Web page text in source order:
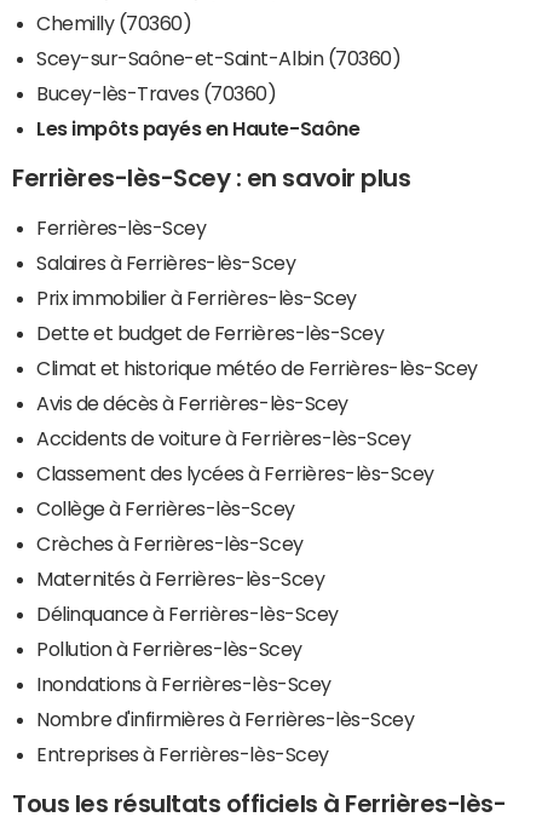
Chemilly (70360)
Scey-sur-Saône-et-Saint-Albin (70360)
Bucey-lès-Traves (70360)
Les impôts payés en Haute-Saône
Ferrières-lès-Scey : en savoir plus
Ferrières-lès-Scey
Salaires à Ferrières-lès-Scey
Prix immobilier à Ferrières-lès-Scey
Dette et budget de Ferrières-lès-Scey
Climat et historique météo de Ferrières-lès-Scey
Avis de décès à Ferrières-lès-Scey
Accidents de voiture à Ferrières-lès-Scey
Classement des lycées à Ferrières-lès-Scey
Collège à Ferrières-lès-Scey
Crèches à Ferrières-lès-Scey
Maternités à Ferrières-lès-Scey
Délinquance à Ferrières-lès-Scey
Pollution à Ferrières-lès-Scey
Inondations à Ferrières-lès-Scey
Nombre d'infirmières à Ferrières-lès-Scey
Entreprises à Ferrières-lès-Scey
Tous les résultats officiels à Ferrières-lès-